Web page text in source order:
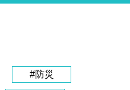
#防災